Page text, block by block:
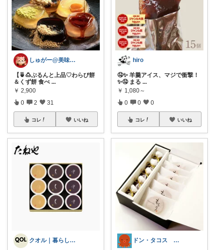
しゅがー@美味しいスイーツや雑貨紹介
【🍵🍮ぷるんと上品♡わらび餅
＆くず餅 食べ ...
￥ 2,900
0 2 31
コレ いいね
クオル｜暮らしの「質」爆上げ🈁
hiro
🤤✨ 羊羹アイス、マジで衝撃！
✨🤤 まる ...
￥ 1,080～
0 0 0
コレ いいね
ドン・タコス 防災⚠️生活雑貨アウトドア